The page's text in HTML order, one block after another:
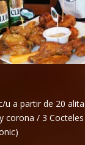
u a partir de 20
corona / 3